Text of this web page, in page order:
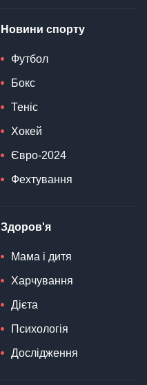
Новини спорту
Футбол
Бокс
Теніс
Хокей
Євро-2024
Фехтування
Здоров'я
Мама і дитя
Харчування
Дієта
Психологія
Дослідження